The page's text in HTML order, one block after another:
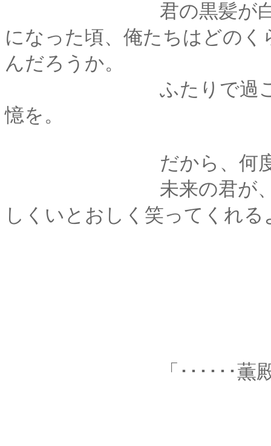
君の黒髪が白くなっ
になった頃、俺たちはどの
んだろうか。
ふたりで過ごしてき
憶を。
だから、何度でも
未来の君が、この瞬
しくいとおしく笑ってくれ
「･･････薫殿が